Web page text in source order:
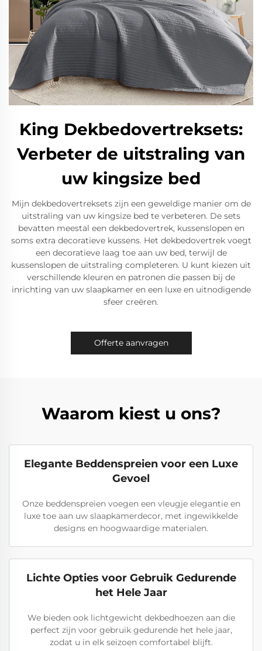
King Dekbedovertreksets:
Verbeter de uitstraling van
uw kingsize bed
Mijn dekbedovertreksets zijn een geweldige manier om de
uitstraling van uw kingsize bed te verbeteren. De sets
bevatten meestal een dekbedovertrek, kussenslopen en
soms extra decoratieve kussens. Het dekbedovertrek voegt
een decoratieve laag toe aan uw bed, terwijl de
kussenslopen de uitstraling completeren. U kunt kiezen uit
verschillende kleuren en patronen die passen bij de
inrichting van uw slaapkamer en een luxe en uitnodigende
sfeer creëren.
Offerte aanvragen
Waarom kiest u ons?
Elegante Beddenspreien voor een Luxe
Gevoel
Onze beddenspreien voegen een vleugje elegantie en
luxe toe aan uw slaapkamerdecor, met ingewikkelde
designs en hoogwaardige materialen.
Lichte Opties voor Gebruik Gedurende
het Hele Jaar
We bieden ook lichtgewicht dekbedhoezen aan die
perfect zijn voor gebruik gedurende het hele jaar,
zodat u in elk seizoen comfortabel blijft.